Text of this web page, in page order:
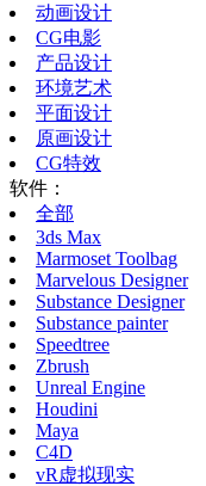
动画设计
CG电影
产品设计
环境艺术
平面设计
原画设计
CG特效
软件：
全部
3ds Max
Marmoset Toolbag
Marvelous Designer
Substance Designer
Substance painter
Speedtree
Zbrush
Unreal Engine
Houdini
Maya
C4D
vR虚拟现实